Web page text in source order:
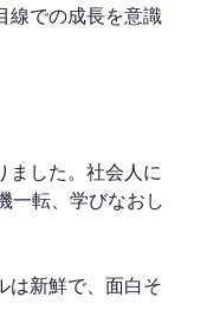
線での成長を意識
ました。社会人に
一転、学びなおし
は新鮮で、面白そ